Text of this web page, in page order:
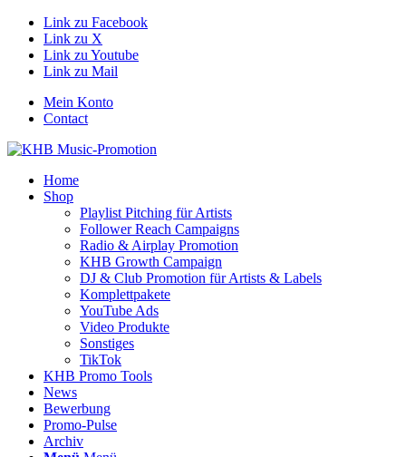
Link zu Facebook
Link zu X
Link zu Youtube
Link zu Mail
Mein Konto
Contact
Home
Shop
Playlist Pitching für Artists
Follower Reach Campaigns
Radio & Airplay Promotion
KHB Growth Campaign
DJ & Club Promotion für Artists & Labels
Komplettpakete
YouTube Ads
Video Produkte
Sonstiges
TikTok
KHB Promo Tools
News
Bewerbung
Promo-Pulse
Archiv